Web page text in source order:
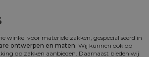
winkel voor materiële zakken, gespecialiseerd in
ontwerpen en maten. Wij kunnen ook op
op zakken aanbieden. Daarnaast bieden wij